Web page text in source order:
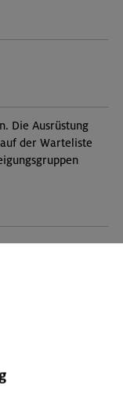
Die Ausrüstung
der Warteliste